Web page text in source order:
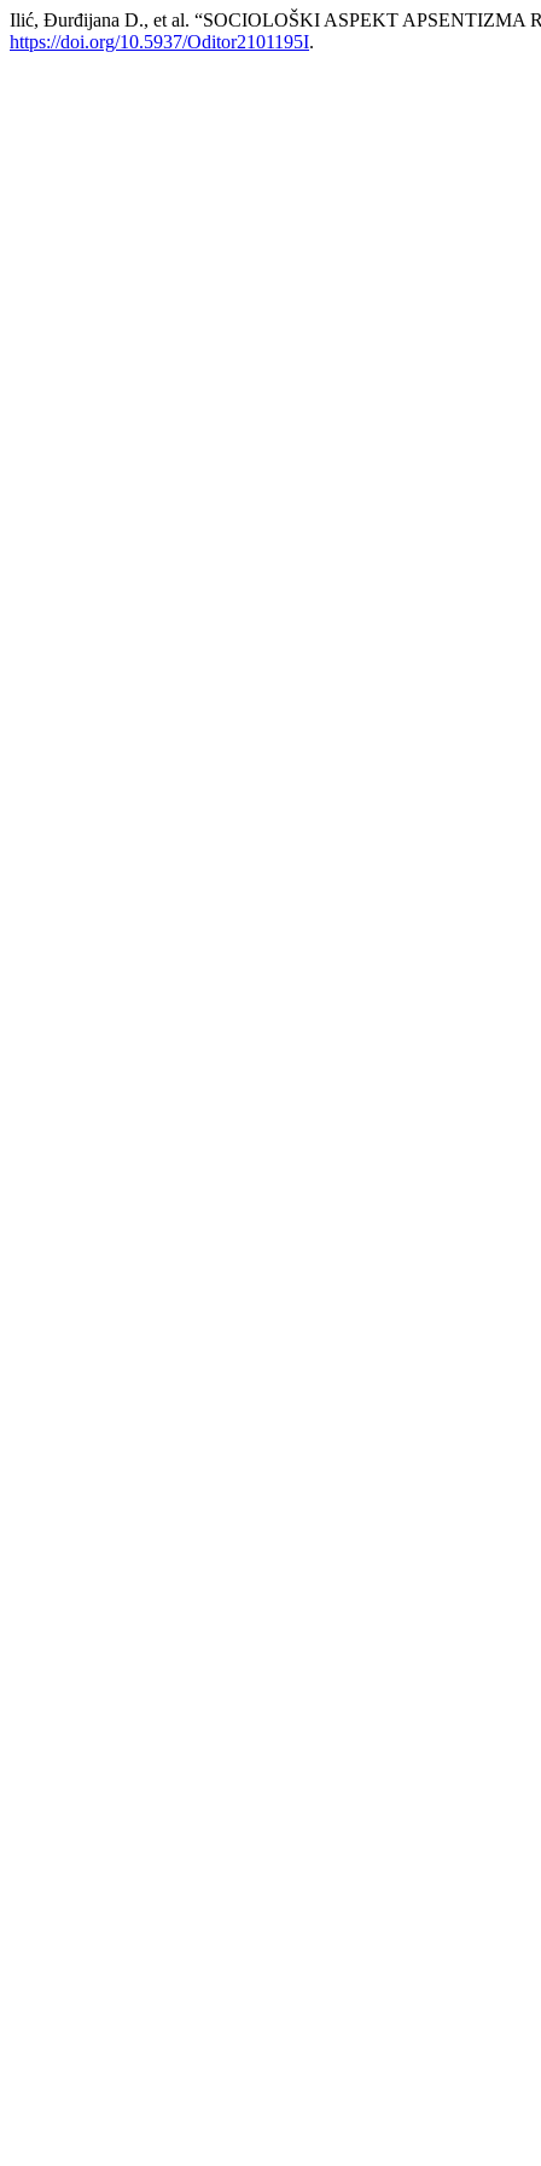
Ilić, Đurđijana D., et al. “SOCIOLOŠKI ASPEKT APSENTIZMA
https://doi.org/10.5937/Oditor2101195I.